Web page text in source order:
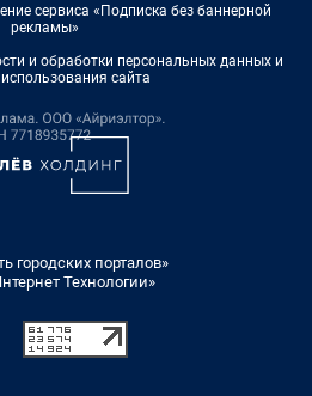
сервиса «Подписка без баннерной
рекламы»
и обработки персональных данных и
сайта
городских порталов»
Технологии»